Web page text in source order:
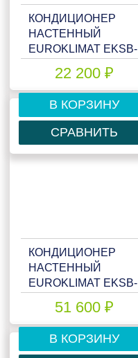
КОНДИЦИОНЕР
НАСТЕННЫЙ
EUROKLIMAT EKSB-
22 200 ₽
В КОРЗИНУ
СРАВНИТЬ
КОНДИЦИОНЕР
НАСТЕННЫЙ
EUROKLIMAT EKSB-
51 600 ₽
В КОРЗИНУ